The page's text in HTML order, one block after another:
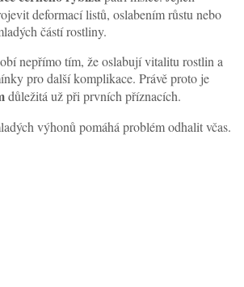
deformací listů, oslabením růstu nebo
částí rostliny.
nepřímo tím, že oslabují vitalitu rostlin a
pro další komplikace. Právě proto je
důležitá už při prvních příznacích.
výhonů pomáhá problém odhalit včas.